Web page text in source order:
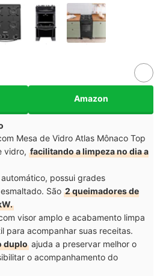
Amazon
Mesa de Vidro Atlas Mônaco Top
vidro, facilitando a limpeza no dia a
possui grades
São 2 queimadores de
visor amplo e acabamento limpa
para acompanhar suas receitas.
duplo ajuda a preservar melhor o
o acompanhamento do